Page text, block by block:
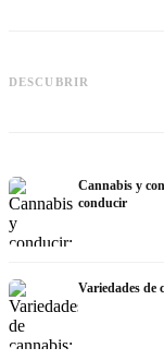
DESCUBRIR
estudios
Cannabis y
conducir
Variedades de